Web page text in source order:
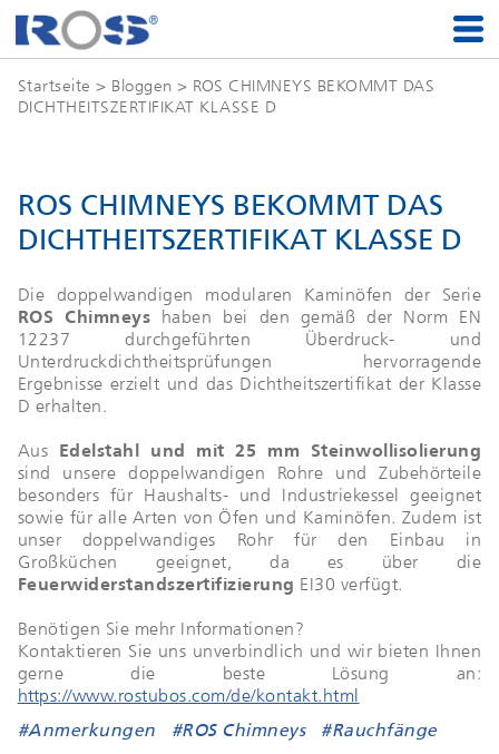
Startseite > Bloggen > ROS CHIMNEYS BEKOMMT DAS
DICHTHEITSZERTIFIKAT KLASSE D
ROS CHIMNEYS BEKOMMT DAS
DICHTHEITSZERTIFIKAT KLASSE D
Die doppelwandigen modularen Kaminöfen der Serie
ROS Chimneys haben bei den gemäß der Norm EN
12237 durchgeführten Überdruck- und
Unterdruckdichtheitsprüfungen hervorragende
Ergebnisse erzielt und das Dichtheitszertifikat der Klasse
D erhalten.
Aus Edelstahl und mit 25 mm Steinwollisolierung
sind unsere doppelwandigen Rohre und Zubehörteile
besonders für Haushalts- und Industriekessel geeignet
sowie für alle Arten von Öfen und Kaminöfen. Zudem ist
unser doppelwandiges Rohr für den Einbau in
Großküchen geeignet, da es über die
Feuerwiderstandszertifizierung EI30 verfügt.
Benötigen Sie mehr Informationen?
Kontaktieren Sie uns unverbindlich und wir bieten Ihnen
gerne die beste Lösung an:
https://www.rostubos.com/de/kontakt.html
#Anmerkungen #ROS Chimneys #Rauchfänge